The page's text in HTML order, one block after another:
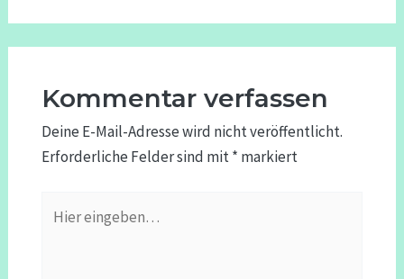
Kommentar verfassen
Deine E-Mail-Adresse wird nicht veröffentlicht.
Erforderliche Felder sind mit* markiert
eingeben…